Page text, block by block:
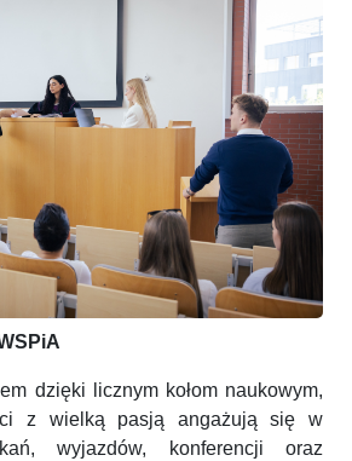
dzięki licznym kołom naukowym,
z wielką pasją angażują się w
wyjazdów, konferencji oraz